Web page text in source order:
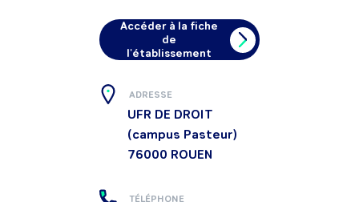
Accéder à la fiche
de
l'établissement
ADRESSE
UFR DE DROIT
(campus Pasteur)
76000 ROUEN
TÉLÉPHONE